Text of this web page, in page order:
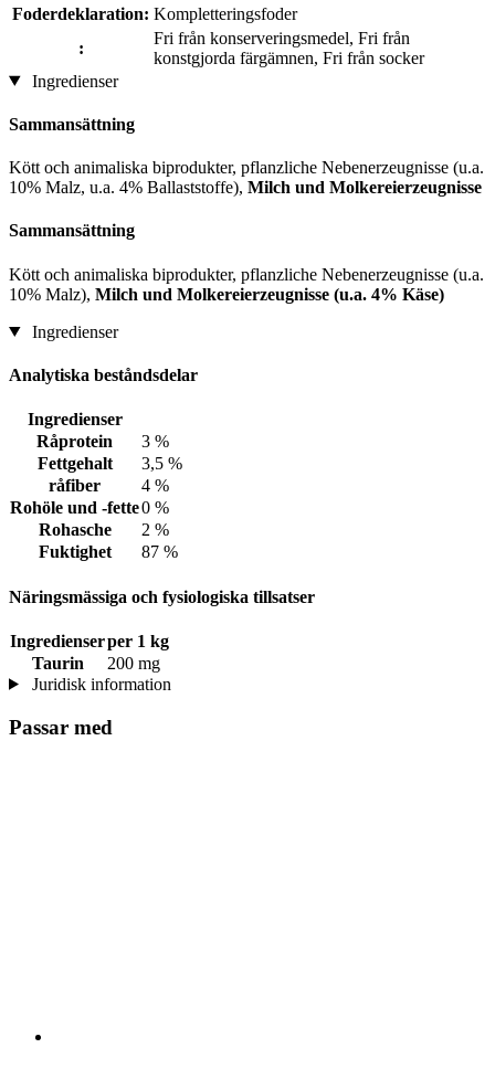
Foderdeklaration: Kompletteringsfoder
:
Fri från konserveringsmedel, Fri från
konstgjorda färgämnen, Fri från socker
Ingredienser
Sammansättning
Kött och animaliska biprodukter, pflanzliche Nebenerzeugnisse (u.a.
10% Malz, u.a. 4% Ballaststoffe), Milch und Molkereierzeugnisse
Sammansättning
Kött och animaliska biprodukter, pflanzliche Nebenerzeugnisse (u.a.
10% Malz), Milch und Molkereierzeugnisse (u.a. 4% Käse)
Ingredienser
Analytiska beståndsdelar
Ingredienser
Råprotein
3 %
Fettgehalt
3,5 %
råfiber
4 %
Rohöle und -fette0 %
Rohasche
2 %
Fuktighet
87 %
Näringsmässiga och fysiologiska tillsatser
Ingredienserper 1 kg
Taurin
200 mg
Juridisk information
Passar med